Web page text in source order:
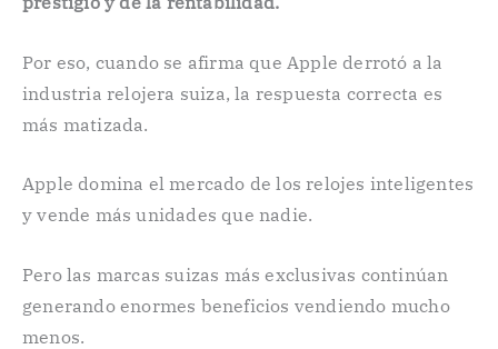
Por eso, cuando se afirma que Apple derrotó a la
industria relojera suiza, la respuesta correcta es
más matizada.
Apple domina el mercado de los relojes inteligentes
y vende más unidades que nadie.
Pero las marcas suizas más exclusivas continúan
generando enormes beneficios vendiendo mucho
menos.